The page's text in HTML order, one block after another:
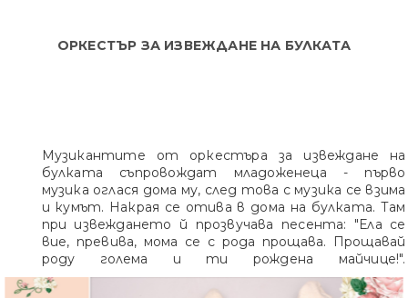
ОРКЕСТЪР ЗА ИЗВЕЖДАНЕ НА БУЛКАТА
Музикантите от оркестъра за извеждане на
булката съпровождат младоженеца - първо
музика оглася дома му, след това с музика се взима
и кумът. Накрая се отива в дома на булката. Там
при извеждането й прозвучава песента: "Ела се
вие, превива, мома се с рода прощава. Прощавай
роду голема и ти рождена майчице!".